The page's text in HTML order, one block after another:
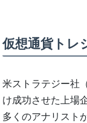
仮想通貨トレ
米ストラテジー社
け成功させた上場
多くのアナリスト